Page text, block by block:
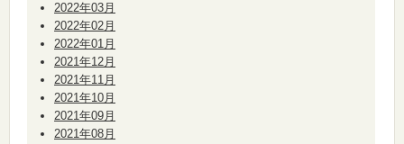
2022年03月
2022年02月
2022年01月
2021年12月
2021年11月
2021年10月
2021年09月
2021年08月